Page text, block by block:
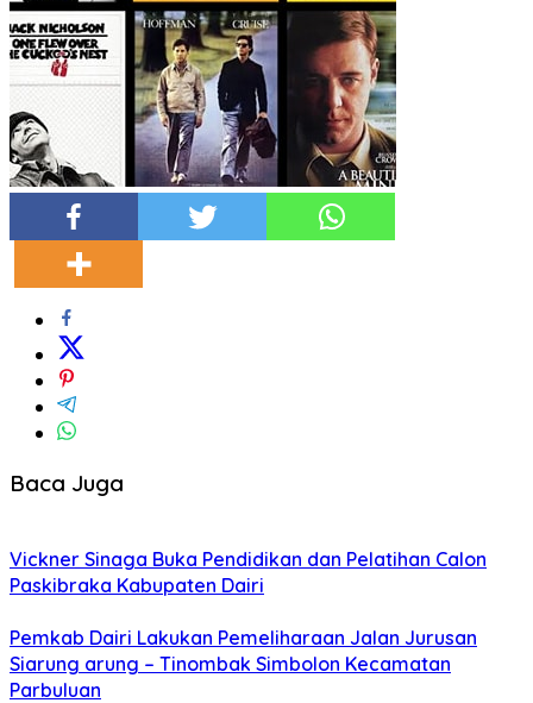
Baca Juga
Vickner Sinaga Buka Pendidikan dan Pelatihan Calon
Paskibraka Kabupaten Dairi
Pemkab Dairi Lakukan Pemeliharaan Jalan Jurusan
Siarung arung – Tinombak Simbolon Kecamatan
Parbuluan